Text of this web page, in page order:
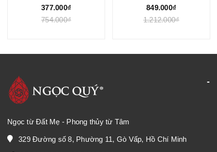
Ngọc Quý
377.000₫
754.000₫
Ngọc Quý
849.000₫
1.212.000₫
Ngọc từ Đất Mẹ - Phong thủy từ Tâm
329 Đường số 8, Phường 11, Gò Vấp, Hồ Chí Minh